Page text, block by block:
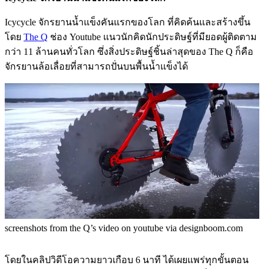
Icycycle จักรยานน้ำแข็งคันแรกของโลก ที่คิดค้นและสร้างขึ้น
โดย The Q ช่อง Youtube แนวนักคิดนักประดิษฐ์ที่มียอดผู้ติดตาม
กว่า 11 ล้านคนทั่วโลก ซึ่งสิ่งประดิษฐ์ชิ้นล่าสุดของ The Q ก็คือ
จักรยานล้อเลื่อยที่สามารถปั่นบนพื้นน้ำแข็งได้
screenshots from the Q’s video on youtube via designboom.com
โดยในคลิปวิดีโอความยาวเกือบ 6 นาที ได้เผยแพร่ทุกขั้นตอน